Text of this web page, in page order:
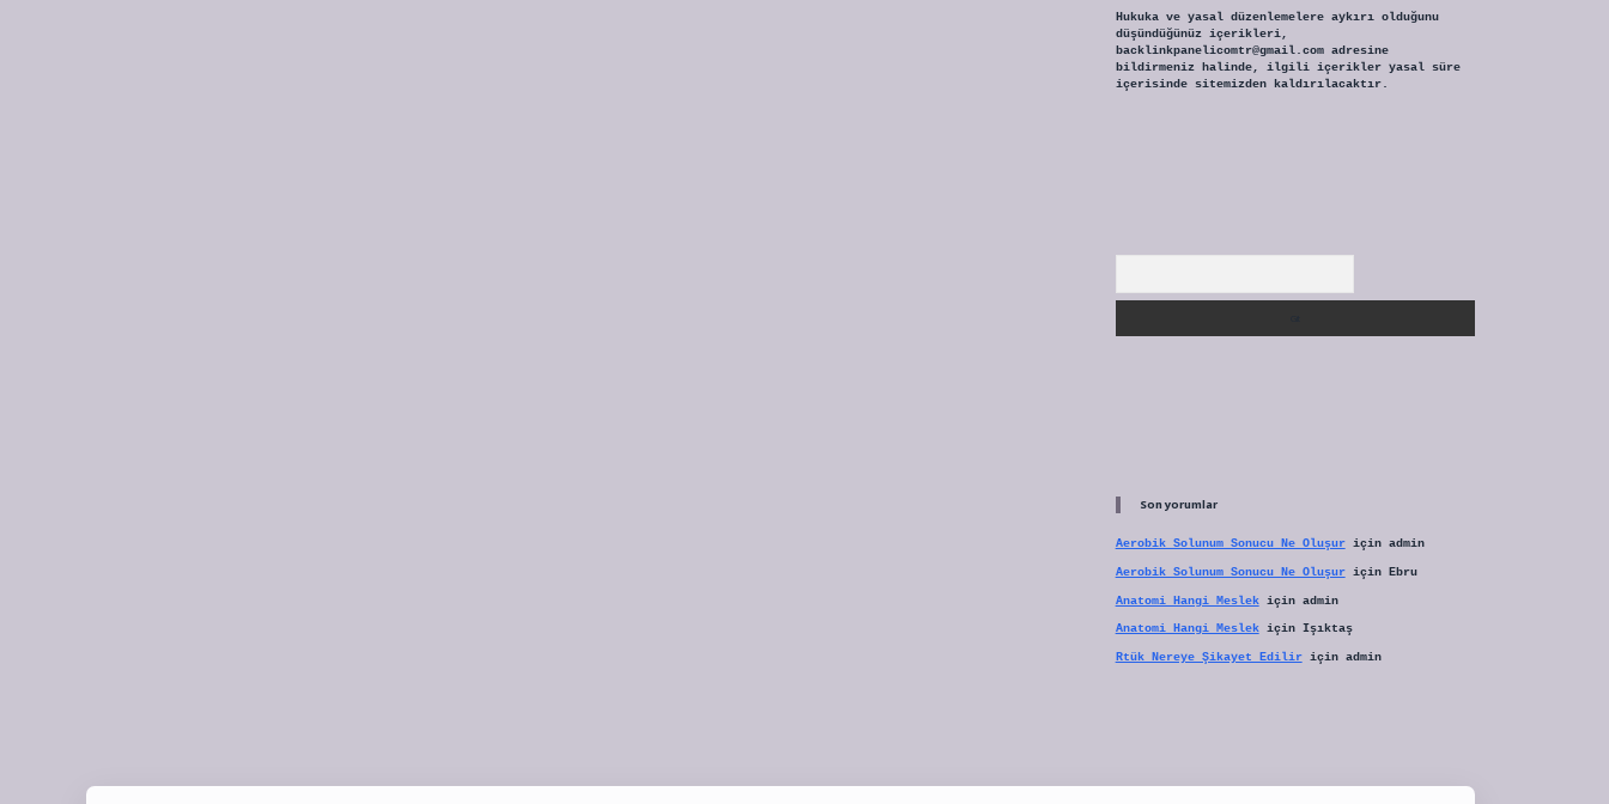
Hukuka ve yasal düzenlemelere aykırı olduğunu
düşündüğünüz içerikleri,
backlinkpanelicomtr@gmail.comadresine
bildirmeniz halinde, ilgili içerikler yasal süre
içerisinde sitemizden kaldırılacaktır.
Son yorumlar
Aerobik Solunum Sonucu Ne Oluşuriçin admin
Aerobik Solunum Sonucu Ne Oluşuriçin Ebru
Anatomi Hangi Meslekiçin admin
Anatomi Hangi Meslekiçin Işıktaş
Rtük Nereye Şikayet Ediliriçin admin